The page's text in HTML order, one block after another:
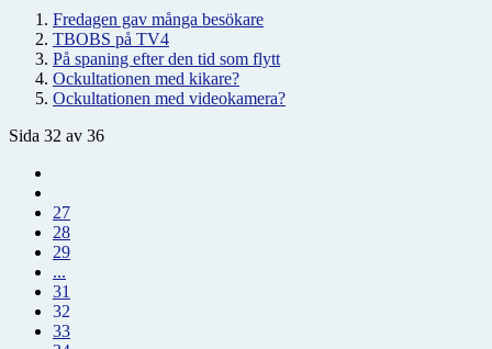
Fredagen gav många besökare
TBOBS på TV4
På spaning efter den tid som flytt
Ockultationen med kikare?
Ockultationen med videokamera?
Sida 32 av 36
27
28
29
...
31
32
33